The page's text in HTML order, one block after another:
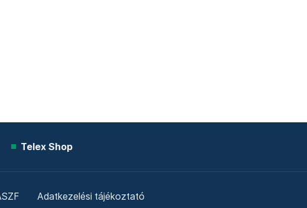
Telex Shop
Adatkezelési tájékoztató